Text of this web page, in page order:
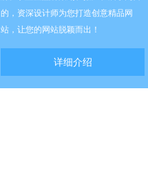
的，资深设计师为您打造创意精品网
站，让您的网站脱颖而出！
详细介绍